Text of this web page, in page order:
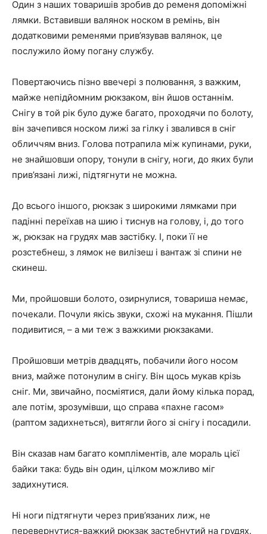
Один з наших товаришів зробив до ременя допоміжні
лямки. Вставивши валянок носком в ремінь, він
додатковими ременями прив’язував валянок, це
послужило йому погану службу.
Повертаючись пізно ввечері з полювання, з важким,
майже непідйомним рюкзаком, він йшов останнім.
Снігу в той рік було дуже багато, проходячи по болоту,
він зачепився носком лижі за гілку і звалився в сніг
обличчям вниз. Голова потрапила між купинами, руки,
не знайшовши опору, тонули в снігу, ноги, до яких були
прив’язані лижі, підтягнути не можна.
До всього іншого, рюкзак з широкими лямками при
падінні переїхав на шию і тиснув на голову, і, до того
ж, рюкзак на грудях мав застібку. І, поки її не
розстебнеш, з лямок не вилізеш і вантаж зі спини не
скинеш.
Ми, пройшовши болото, озирнулися, товариша немає,
почекали. Почули якісь звуки, схожі на мукання. Пішли
подивитися, – а ми теж з важкими рюкзаками.
Пройшовши метрів двадцять, побачили його носом
вниз, майже потонулим в снігу. Він щось мукав крізь
сніг. Ми, звичайно, посміятися, дали йому кілька порад,
але потім, зрозумівши, що справа «пахне гасом»
(раптом задихнеться), витягли його зі снігу і посадили.
Він сказав нам багато компліментів, але мораль цієї
байки така: будь він один, цілком можливо міг
задихнутися.
Ні ноги підтягнути через прив’язаних лиж, не
перевернутися-важкий рюкзак застебнутий на грудях.